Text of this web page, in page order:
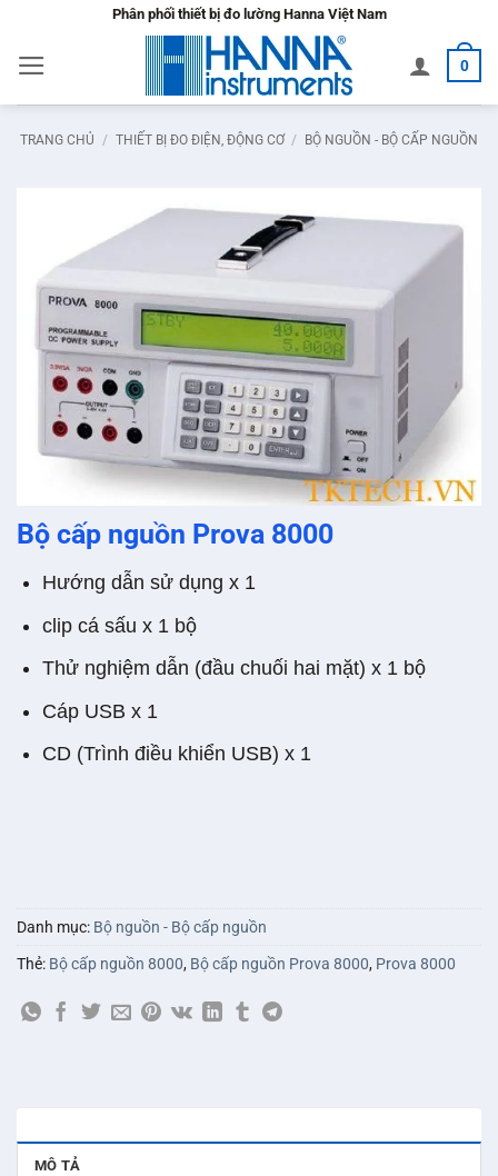
nội
dung
Phân phối thiết bị đo lường Hanna Việt Nam
0
TRANG CHỦ / THIẾT BỊ ĐO ĐIỆN, ĐỘNG CƠ / BỘ NGUỒN - BỘ CẤP NGUỒN
Bộ cấp nguồn Prova 8000
Hướng dẫn sử dụng x 1
clip cá sấu x 1 bộ
Thử nghiệm dẫn (đầu chuối hai mặt) x 1 bộ
Cáp USB x 1
CD (Trình điều khiển USB) x 1
Danh mục: Bộ nguồn - Bộ cấp nguồn
Thẻ: Bộ cấp nguồn 8000, Bộ cấp nguồn Prova 8000, Prova 8000
MÔ TẢ